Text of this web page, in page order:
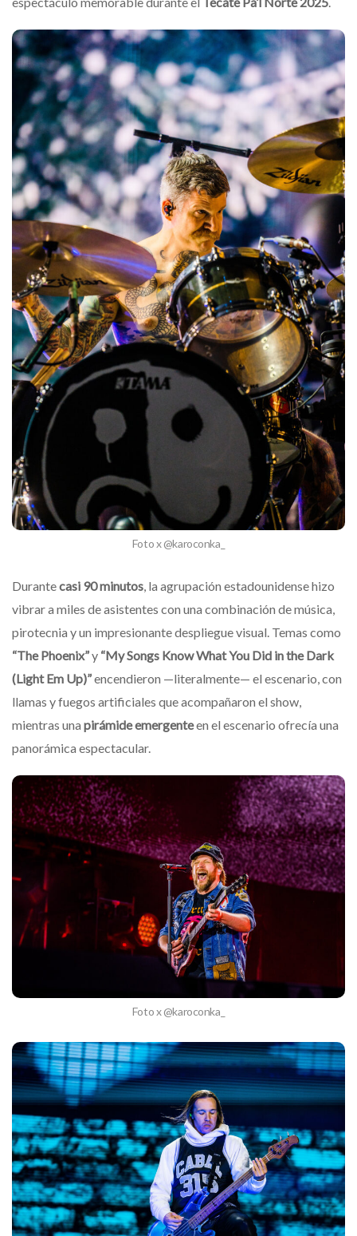
Foto x @karoconka_
Durantecasi 90 minutos, la agrupación estadounidense hizo
vibrar a miles de asistentes con una combinación de música,
pirotecnia y un impresionante despliegue visual. Temas como
“The Phoenix”y “My Songs Know What You Did in the Dark
(Light Em Up)”encendieron —literalmente— el escenario, con
llamas y fuegos artificiales que acompañaron el show,
mientras una pirámide emergenteen el escenario ofrecía una
panorámica espectacular.
Foto x @karoconka_